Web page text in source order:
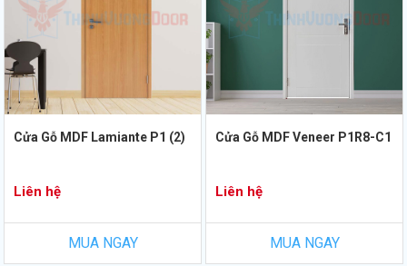
Cửa Gỗ MDF Lamiante P1 (2)
Liên hệ
MUA NGAY
Cửa Gỗ MDF Veneer P1R8-C1
Liên hệ
MUA NGAY